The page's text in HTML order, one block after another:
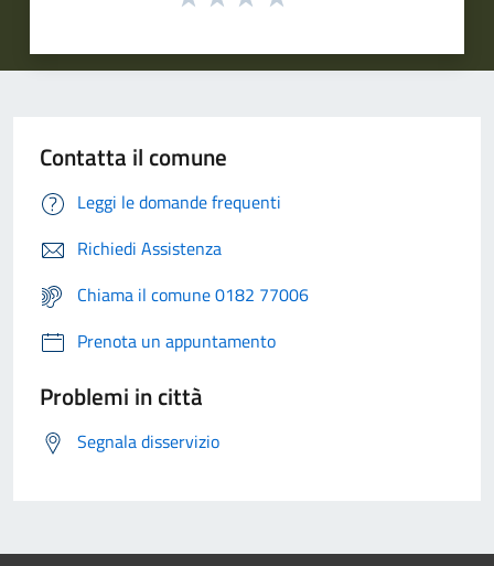
Contatta il comune
Leggi le domande frequenti
Richiedi Assistenza
Chiama il comune 0182 77006
Prenota un appuntamento
Problemi in città
Segnala disservizio